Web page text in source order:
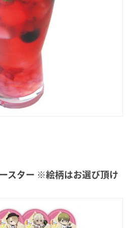
スター ※絵柄はお選び頂け